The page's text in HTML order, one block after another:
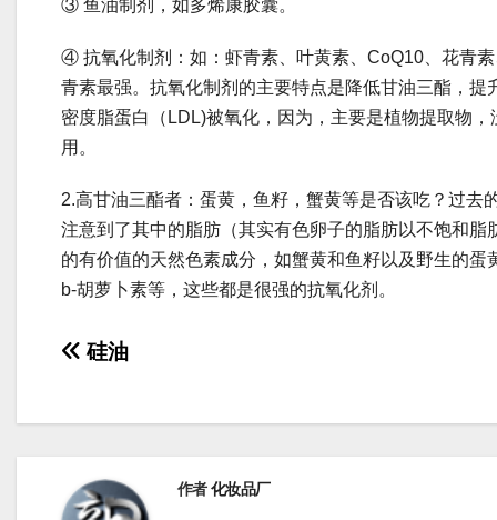
③ 鱼油制剂，如多烯康胶囊。
④ 抗氧化制剂：如：虾青素、叶黄素、CoQ10、花青
青素最强。抗氧化制剂的主要特点是降低甘油三酯，提
密度脂蛋白（LDL)被氧化，因为，主要是植物提取物
用。
2.高甘油三酯者：蛋黄，鱼籽，蟹黄等是否该吃？过去
注意到了其中的脂肪（其实有色卵子的脂肪以不饱和脂
的有价值的天然色素成分，如蟹黄和鱼籽以及野生的蛋
b-胡萝卜素等，这些都是很强的抗氧化剂。
文
航
硅油
作者化妆品厂